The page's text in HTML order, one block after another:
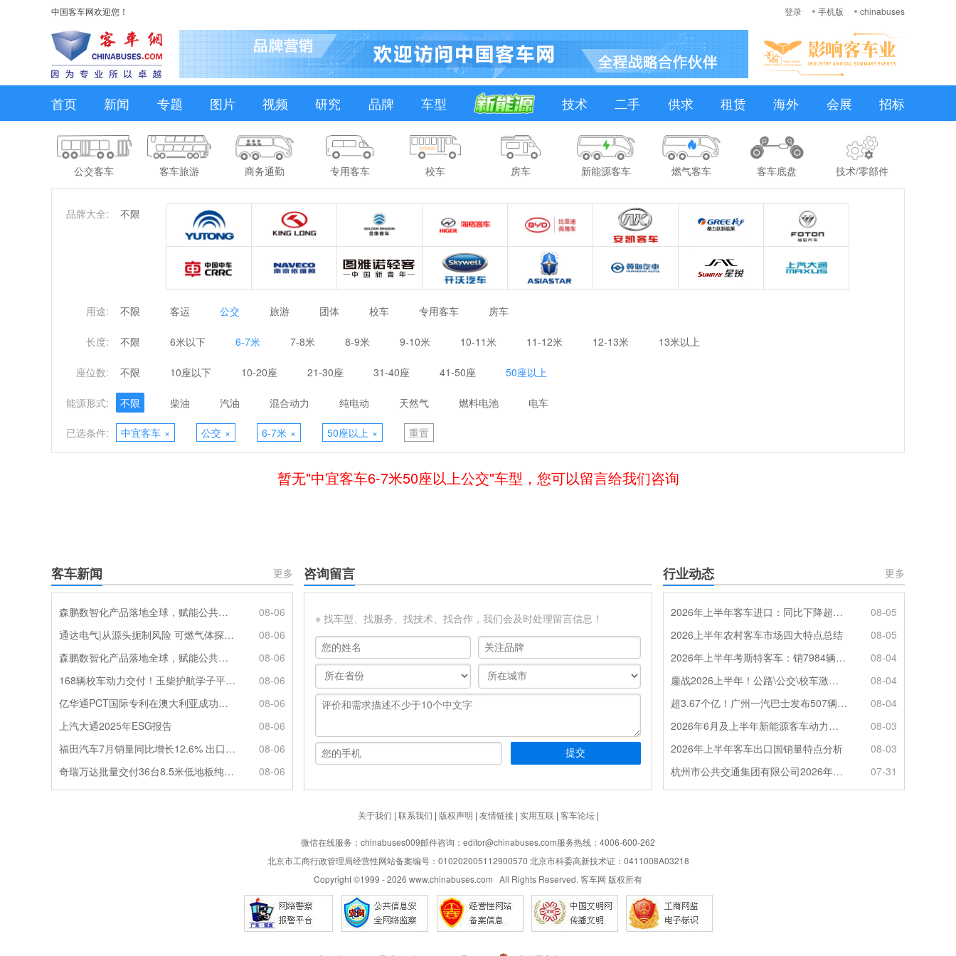
中国客车网欢迎您！ 登录 手机版 chinabuses
首页 新闻 专题 图片 视频 研究 品牌 车型 技术 二手 供求 租赁 海外 会展 招标
公交客车 客车旅游 商务通勤 专用客车 校车 房车 新能源客车 燃气客车 客车底盘 技术/零部件
品牌大全: 不限
用途: 不限 客运 公交 旅游 团体 校车 专用客车 房车
长度: 不限 6米以下 6-7米 7-8米 8-9米 9-10米 10-11米 11-12米 12-13米 13米以上
座位数: 不限 10座以下 10-20座 21-30座 31-40座 41-50座 50座以上
能源形式: 不限 柴油 汽油 混合动力 纯电动 天然气 燃料电池 电车
已选条件: 中宜客车 × 公交 × 6-7米 × 50座以上 × 重置
暂无"中宜客车6-7米50座以上公交"车型，您可以留言给我们咨询
客车新闻 更多
森鹏数智化产品落地全球，赋能公共交通新升级
08-06
通达电气|从源头扼制风险 可燃气体探测系统灵敏感知商用车燃气泄漏
08-06
森鹏数智化产品落地全球，赋能公共交通新升级
08-06
168辆校车动力交付！玉柴护航学子平安出行
08-06
亿华通PCT国际专利在澳大利亚成功授权
08-06
上汽大通2025年ESG报告
08-06
福田汽车7月销量同比增长12.6% 出口劲增90.7%
08-06
奇瑞万达批量交付36台8.5米低地板纯电公交
08-06
咨询留言
※ 找车型、找服务、找技术、找合作，我们会及时处理留言信息！
行业动态 更多
2026年上半年客车进口：同比下降超4成，轻客主体地位凸显
08-05
2026上半年农村客车市场四大特点总结
08-05
2026年上半年考斯特客车：销7984辆 6米领涨领跑 电动化提速
08-04
鏖战2026上半年！公路\公交\校车激烈角逐，谁问鼎赛道赢家?
08-04
超3.67个亿！广州一汽巴士发布507辆纯电动城市客车采购中标公告
08-04
2026年6月及上半年新能源客车动力电池装机量特点分析
08-03
2026年上半年客车出口国销量特点分析
08-03
杭州市公共交通集团有限公司2026年100辆纯电动城市客车采购招标公告
07-31
关于我们 | 联系我们 | 版权声明 | 友情链接| 实用互联| 客车论坛|
微信在线服务：chinabuses009邮件咨询：editor@chinabuses.com服务热线：4006-600-262
北京市工商行政管理局经营性网站备案编号：010202005112900570 北京市科委高新技术证：0411008A03218
Copyright ©1999 -2026 www.chinabuses.com All Rights Reserved. 客车网 版权所有